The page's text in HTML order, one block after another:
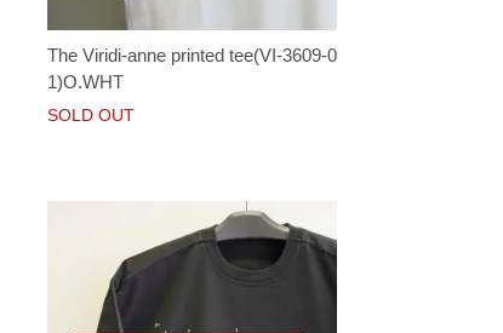
The Viridi-anne printed tee(VI-3609-0
1)O.WHT
SOLD OUT